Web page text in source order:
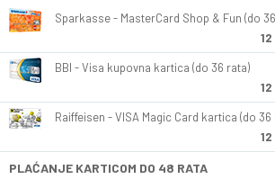
Sparkasse - MasterCard Shop & Fun (do
12
BBI - Visa kupovna kartica (do 36 rata)
12
Raiffeisen - VISA Magic Card kartica (do 36
12
PLAĆANJE KARTICOM DO 48 RATA